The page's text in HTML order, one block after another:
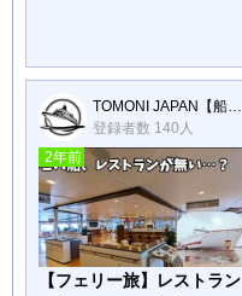
TOMONI JAPAN【船旅】
登録者数 140人
2年前
【フェリー旅】レストラン